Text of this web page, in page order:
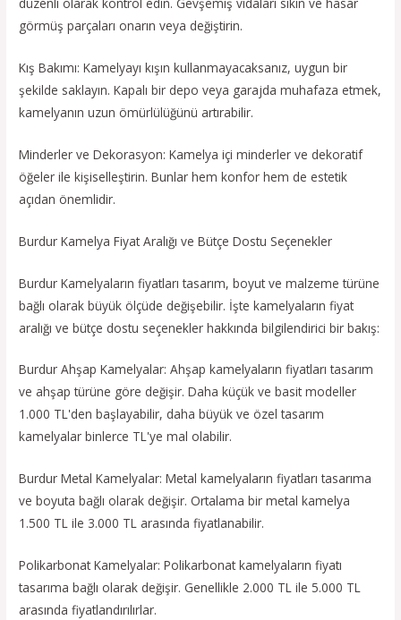
görmüş parçaları onarın veya değiştirin.
Kış Bakımı: Kamelyayı kışın kullanmayacaksanız, uygun bir
şekilde saklayın. Kapalı bir depo veya garajda muhafaza etmek,
kamelyanın uzun ömürlülüğünü artırabilir.
Minderler ve Dekorasyon: Kamelya içi minderler ve dekoratif
öğeler ile kişiselleştirin. Bunlar hem konfor hem de estetik
açıdan önemlidir.
Burdur Kamelya Fiyat Aralığı ve Bütçe Dostu Seçenekler
Burdur Kamelyaların fiyatları tasarım, boyut ve malzeme türüne
bağlı olarak büyük ölçüde değişebilir. İşte kamelyaların fiyat
aralığı ve bütçe dostu seçenekler hakkında bilgilendirici bir bakış:
Burdur Ahşap Kamelyalar: Ahşap kamelyaların fiyatları tasarım
ve ahşap türüne göre değişir. Daha küçük ve basit modeller
1.000 TL'den başlayabilir, daha büyük ve özel tasarım
kamelyalar binlerce TL'ye mal olabilir.
Burdur Metal Kamelyalar: Metal kamelyaların fiyatları tasarıma
ve boyuta bağlı olarak değişir. Ortalama bir metal kamelya
1.500 TL ile 3.000 TL arasında fiyatlanabilir.
Polikarbonat Kamelyalar: Polikarbonat kamelyaların fiyatı
tasarıma bağlı olarak değişir. Genellikle 2.000 TL ile 5.000 TL
arasında fiyatlandırılırlar.